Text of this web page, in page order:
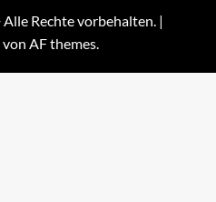
Rechte vorbehalten. |
von AF themes.